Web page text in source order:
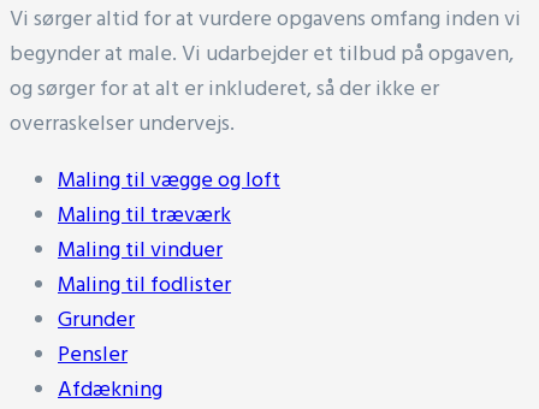
Vi sørger altid for at vurdere opgavens omfang inden vi
begynder at male. Vi udarbejder et tilbud på opgaven,
og sørger for at alt er inkluderet, så der ikke er
overraskelser undervejs.
Maling til vægge og loft
Maling til træværk
Maling til vinduer
Maling til fodlister
Grunder
Pensler
Afdækning